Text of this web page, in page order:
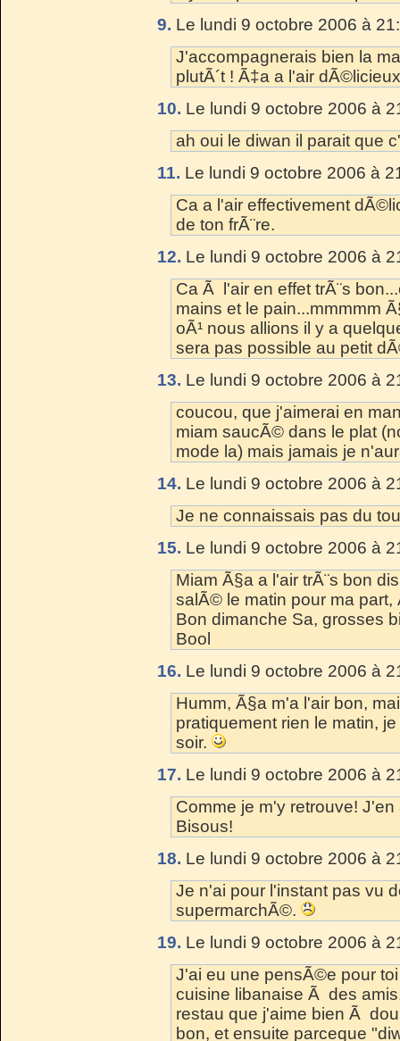
9. Le lundi 9 octobre 2006 à
J'accompagnerais bien la
plutÃ´t ! Ã‡a a l'air
10. Le lundi 9 octobre 2006 à
ah oui le diwan il parait que
11. Le lundi 9 octobre 2006 à
Ca a l'air effectivement
de ton frÃ¨re.
12. Le lundi 9 octobre 2006 à
Ca Ã l'air en effet trÃ¨s
mains et le pain...mmmmm
oÃ¹ nous allions il y a
sera pas possible au petit
13. Le lundi 9 octobre 2006 à
coucou, que j'aimerai en
miam saucÃ© dans le plat
mode la) mais jamais je
14. Le lundi 9 octobre 2006 à
Je ne connaissais pas du
15. Le lundi 9 octobre 2006 à
Miam Ã§a a l'air trÃ¨s bon
salÃ© le matin pour ma
Bon dimanche Sa, grosses
Bool
16. Le lundi 9 octobre 2006 à
Humm, Ã§a m'a l'air bon,
pratiquement rien le matin,
soir.
17. Le lundi 9 octobre 2006 à
Comme je m'y retrouve!
Bisous!
18. Le lundi 9 octobre 2006 à
Je n'ai pour l'instant pas vu
supermarchÃ©.
19. Le lundi 9 octobre 2006 à
J'ai eu une pensÃ©e pour
cuisine libanaise Ã des
restau que j'aime bien Ã
bon, et ensuite parceque